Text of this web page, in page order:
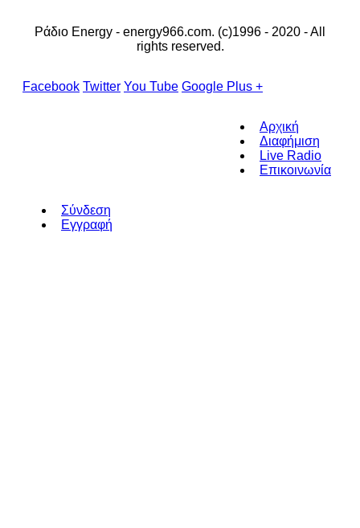
Ράδιο Energy - energy966.com. (c)1996 - 2020 - All
rights reserved.
Facebook Twitter You Tube Google Plus +
Αρχική
Διαφήμιση
Live Radio
Επικοινωνία
Σύνδεση
Εγγραφή